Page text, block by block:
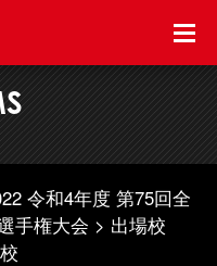
令和4年度 第75回全
手権大会
出場校